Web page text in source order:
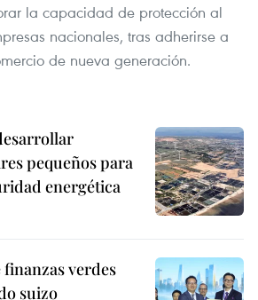
la capacidad de protección al
nacionales, tras adherirse a
de nueva generación.
pequeños para
energética
verdes
suizo